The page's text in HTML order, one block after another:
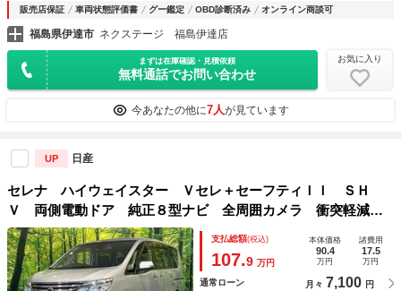
販売店保証 車両状態評価書 グー鑑定 OBD診断済み オンライン商談可
福島県伊達市 ネクステージ 福島伊達店
まずは在庫確認・見積依頼
無料通話でお問い合わせ
お気に入り
今あなたの他に7人が見ています
UP 日産
セレナ ハイウェイスター Ｖセレ＋セーフティＩＩ ＳＨ
Ｖ 両側電動ドア 純正８型ナビ 全周囲カメラ 衝突軽減装
置 禁煙車 前後ドラレコ スマートキー ＬＥＤヘッド Ｅ
ＴＣ 純正１６インチＡＷ 誤発進抑制機能 車線逸脱警報
Ｂｌｕｅｔｏｏｔｈ ＣＤ ＤＶＤ再生
支払総額(税込)
107.9 万円
本体価格
90.4
万円
諸費用
17.5
万円
通常ローン 月々 7,100 円